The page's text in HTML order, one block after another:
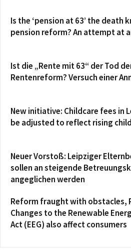
Is the ‘pension at 63’ the death
pension reform? An attempt at
Ist die „Rente mit 63“ der Tod
Rentenreform? Versuch einer
New initiative: Childcare fees in
be adjusted to reflect rising
Neuer Vorstoß: Leipziger
sollen an steigende
angeglichen werden
Reform fraught with obstacles,
Changes to the Renewable
Act (EEG) also affect consumers